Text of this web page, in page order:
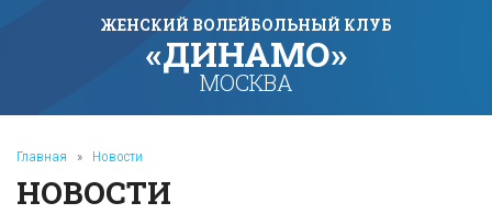
ЖЕНСКИЙ ВОЛЕЙБОЛЬНЫЙ КЛУБ
«ДИНАМО»
МОСКВА
Главная » Новости
НОВОСТИ